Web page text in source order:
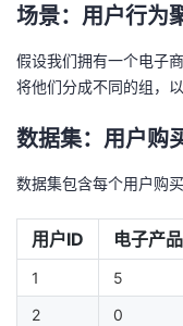
场景：用户行为
假设我们拥有一个电子
将他们分成不同的组，
数据集：用户购
数据集包含每个用户购
用户ID 电子产品
1 5
2
0